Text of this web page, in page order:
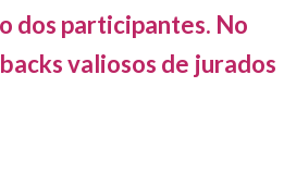
dos participantes. No
valiosos de jurados